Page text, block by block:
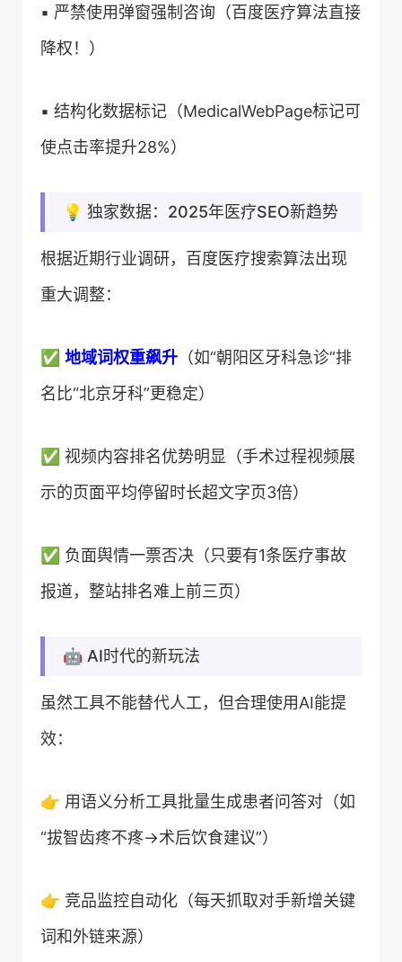
▪️ 严禁使用弹窗强制咨询（百度医疗算法直接
降权！）
▪️ 结构化数据标记（MedicalWebPage标记可
使点击率提升28%）
💡 独家数据：2025年医疗SEO新趋势
根据近期行业调研，百度医疗搜索算法出现
重大调整：
✅ ​ ​地域词权重飙升​ ​（如“朝阳区牙科急诊”排
名比“北京牙科”更稳定）
✅ 视频内容排名优势明显（手术过程视频展
示的页面平均停留时长超文字页3倍）
✅ 负面舆情一票否决（只要有1条医疗事故
报道，整站排名难上前三页）
🤖 AI时代的新玩法
虽然工具不能替代人工，但合理使用AI能提
效：
👉 用语义分析工具批量生成患者问答对（如
“拔智齿疼不疼→术后饮食建议”）
👉 竞品监控自动化（每天抓取对手新增关键
词和外链来源）